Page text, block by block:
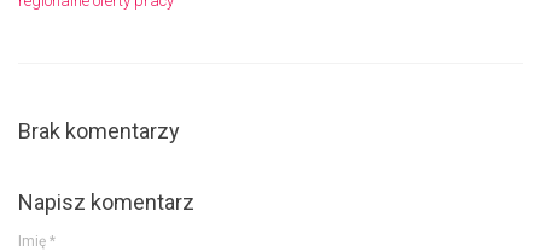
Brak komentarzy
Napisz komentarz
Imię *